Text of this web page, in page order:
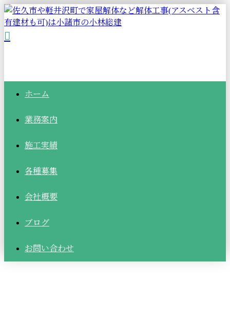
ホーム
業務案内
施工実績
各種募集
会社概要
ブログ
お問い合わせ